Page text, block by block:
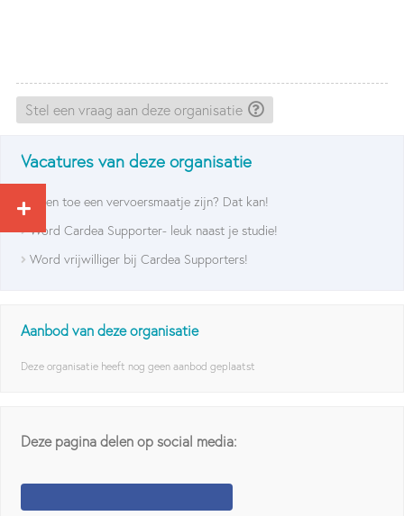
Stel een vraag aan deze organisatie
Vacatures van deze organisatie
Af en toe een vervoersmaatje zijn? Dat kan!
Word Cardea Supporter- leuk naast je studie!
Word vrijwilliger bij Cardea Supporters!
Aanbod van deze organisatie
Deze organisatie heeft nog geen aanbod geplaatst
Deze pagina delen op social media: